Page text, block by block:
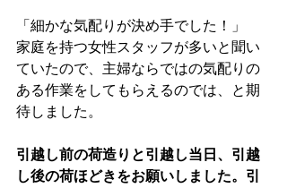
「細かな気配りが決め手でした！」
家庭を持つ女性スタッフが多いと聞い
ていたので、主婦ならではの気配りの
ある作業をしてもらえるのでは、と期
待しました。
引越し前の荷造りと引越し当日、引越
し後の荷ほどきをお願いしました。引